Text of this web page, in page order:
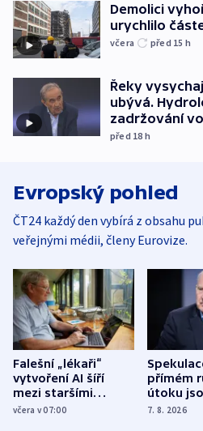
Demolici
urychlilo
včera před 15 h
Řeky
ubývá.
zadržování
před 18 h
Evropský pohled
ČT24 každý den vybírá z obsahu
veřejnými médii, členy Eurovize.
Falešní „lékaři“
vytvoření AI šíří
mezi staršími
Poláky nebezpečné
včera v 07:00
přímém
útoku
míní
7. 8. 2026